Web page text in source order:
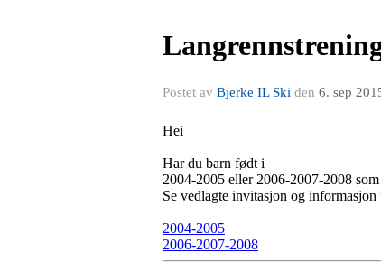
Postet av Bjerke IL Ski den 6. sep
Hei
Har du barn født i
2004-2005 eller 2006-2007-2008
Se vedlagte invitasjon og
2004-2005
2006-2007-2008